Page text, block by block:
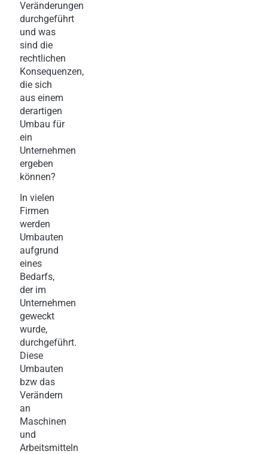
Veränderungen
durchgeführt
und was
sind die
rechtlichen
Konsequenzen,
die sich
aus einem
derartigen
Umbau für
ein
Unternehmen
ergeben
können?
In vielen
Firmen
werden
Umbauten
aufgrund
eines
Bedarfs,
der im
Unternehmen
geweckt
wurde,
durchgeführt.
Diese
Umbauten
bzw das
Verändern
an
Maschinen
und
Arbeitsmitteln